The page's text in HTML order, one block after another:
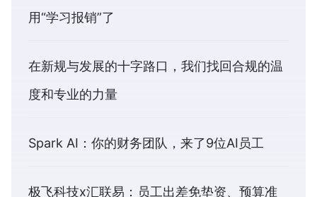
用“学习报销”了
在新规与发展的十字路口，我们找回合规的温
度和专业的力量
Spark AI：你的财务团队，来了9位AI员工
极飞科技x汇联易：员工出差免垫资、预算准